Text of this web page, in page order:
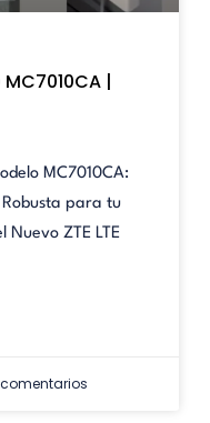
MC7010CA |
MC7010CA:
para tu
ZTE LTE